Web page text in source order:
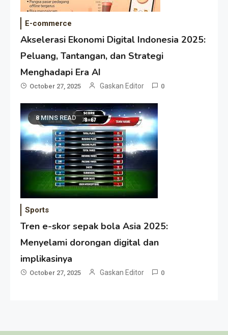
E-commerce
Akselerasi Ekonomi Digital Indonesia 2025:
Peluang, Tantangan, dan Strategi
Menghadapi Era AI
October 27, 2025 Gaskan Editor 0
8 MINS READ
Sports
Tren e-skor sepak bola Asia 2025:
Menyelami dorongan digital dan
implikasinya
October 27, 2025 Gaskan Editor 0